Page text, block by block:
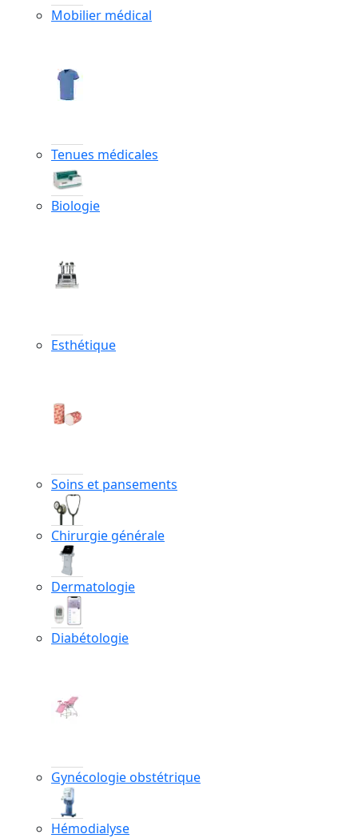
Mobilier médical
Tenues médicales
Biologie
Esthétique
Soins et pansements
Chirurgie générale
Dermatologie
Diabétologie
Gynécologie obstétrique
Hémodialyse